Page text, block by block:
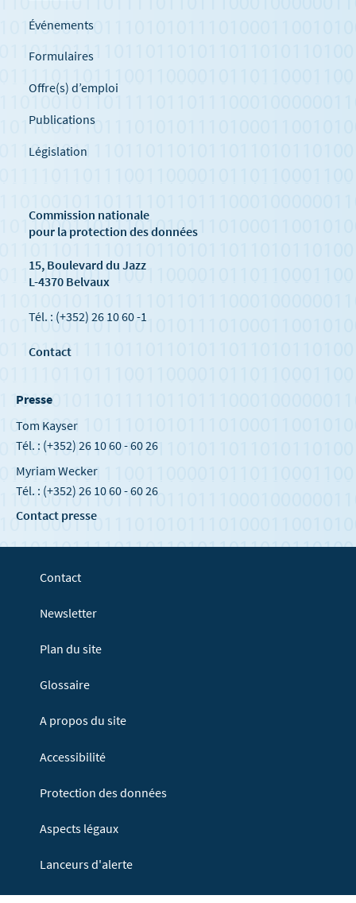
Événements
Formulaires
Offre(s) d’emploi
Publications
Législation
Commission nationale
pour la protection des données
15, Boulevard du Jazz
L-4370 Belvaux
Tél. : (+352) 26 10 60 -1
Contact
Presse
Tom Kayser
Tél. : (+352) 26 10 60 - 60 26
Myriam Wecker
Tél. : (+352) 26 10 60 - 60 26
Contact presse
Contact
Newsletter
Plan du site
Glossaire
A propos du site
Accessibilité
Protection des données
Aspects légaux
Lanceurs d'alerte